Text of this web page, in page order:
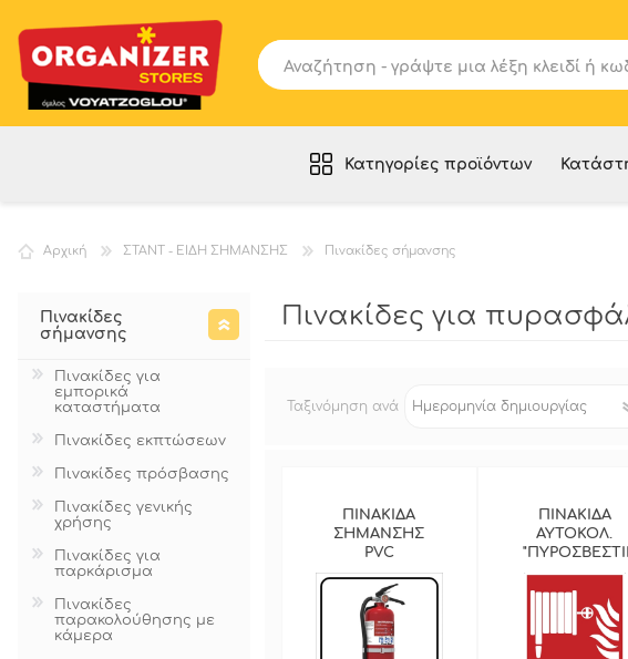
Κατηγορίες προϊόντων
ΚΑΛΑΘΟΥΝΕΣ - ΣΤΑΝΤ - DISPLAY
ΣΤΑΝΤ - ΕΙΔΗ ΣΗΜΑΝΣΗΣ
ΠΡΟΣΦΟΡΕΣ
Πινακίδες για
Αρχική ΣΤΑΝΤ - ΕΙΔΗ ΣΗΜΑΝΣΗΣ Πινακίδες σήμανσης
Ταξινόμηση ανά
ΠΙΝΑΚΙΔΑ
ΣΗΜΑΝΣΗΣ
PVC
"ΠΥΡΟΣΒΕΣΤΗΡΑΣ"
9,5 Χ 9,5 CΜ
ΠΕΡΙΣΣΟΤΕΡΑ
ΠΙΝΑΚΙΔΑ
ΑΥΤΟΚΟΛ.
ΜΑΝΙΚΑ"
200Χ250ΜΜ
ΠΕΡΙΣΣΟΤΕΡΑ
Πινακίδες
σήμανσης
Πινακίδες για
εμπορικά
καταστήματα
Πινακίδες εκπτώσεων
Πινακίδες πρόσβασης
Πινακίδες γενικής
χρήσης
Πινακίδες για
παρκάρισμα
Πινακίδες
παρακολούθησης με
κάμερα